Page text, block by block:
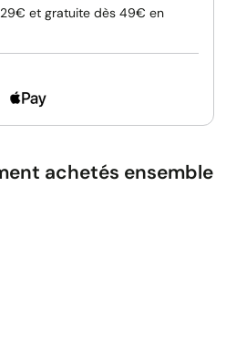
et gratuite dès 49€ en
achetés ensemble